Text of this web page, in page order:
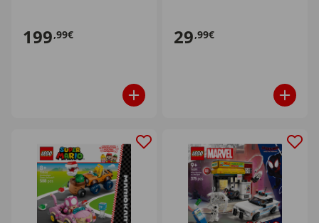
199,99€ 29,99€